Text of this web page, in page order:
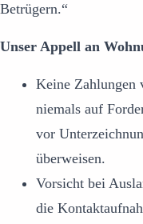
Betrügern.“
Unser Appell an
Keine Zahlungen
niemals auf
vor
überweisen.
Vorsicht bei
die